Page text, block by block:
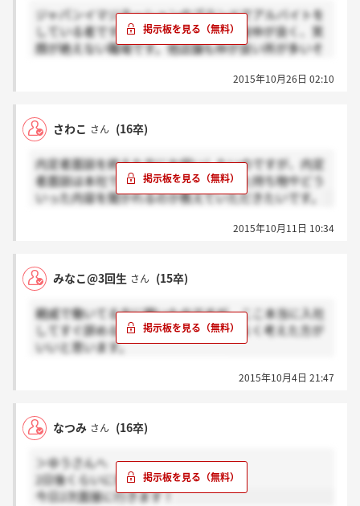
ジャパンイマジネーションのブランドでアルバイトを
している者です。私の働くブランドは皆仲が良く、笑
顔が絶えない職場です。他店舗も仲が良い所が多いそ
て下さったりしてお話することもあり大変勉強になり
受けて、入社しようと考えております。4大です。アパ
レルの会社で迷われてる方がいましたら、私はジャパ
ました。
2015年10月26日 02:10
さわこ さん (16卒)
内定者面談を終えた方にお伺いしたいのですが、内定
者面談は本社で行うのでしょうか？また持ち物やどう
いった内容を聞かれるのか教えていただきたいです。
2015年10月11日 10:34
みなこ@3回生 さん (15卒)
親戚で働いてる方に聞いたのですが、ここ本当に入社
してすぐ辞める人多いみたいなので、よく考えた方が
いいと思います。
2015年10月4日 21:47
なつみ さん (16卒)
＞ゆうさんへ
2日後くらいに来ました！
今日2次面接に行きます！